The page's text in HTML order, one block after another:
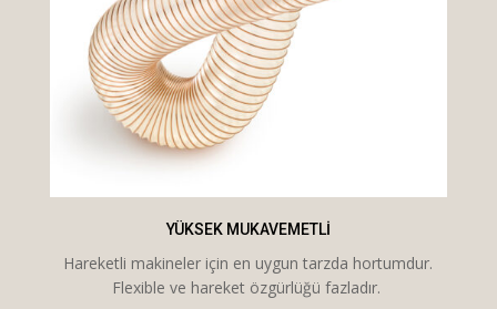
YÜKSEK MUKAVEMETLI
Hareketli makineler için en uygun tarzda hortumdur.
Flexible ve hareket özgürlüğü fazladır.